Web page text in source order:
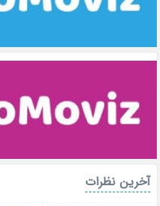
آخرین نظرات